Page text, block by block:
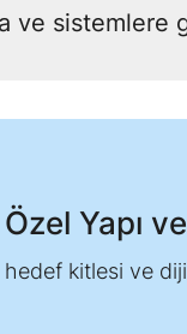
Yapı
hedef kitlesi ve